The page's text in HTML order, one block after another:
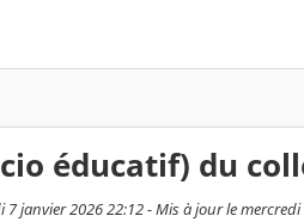
éducatif) du
7 janvier 2026 22:12 - Mis à jour le